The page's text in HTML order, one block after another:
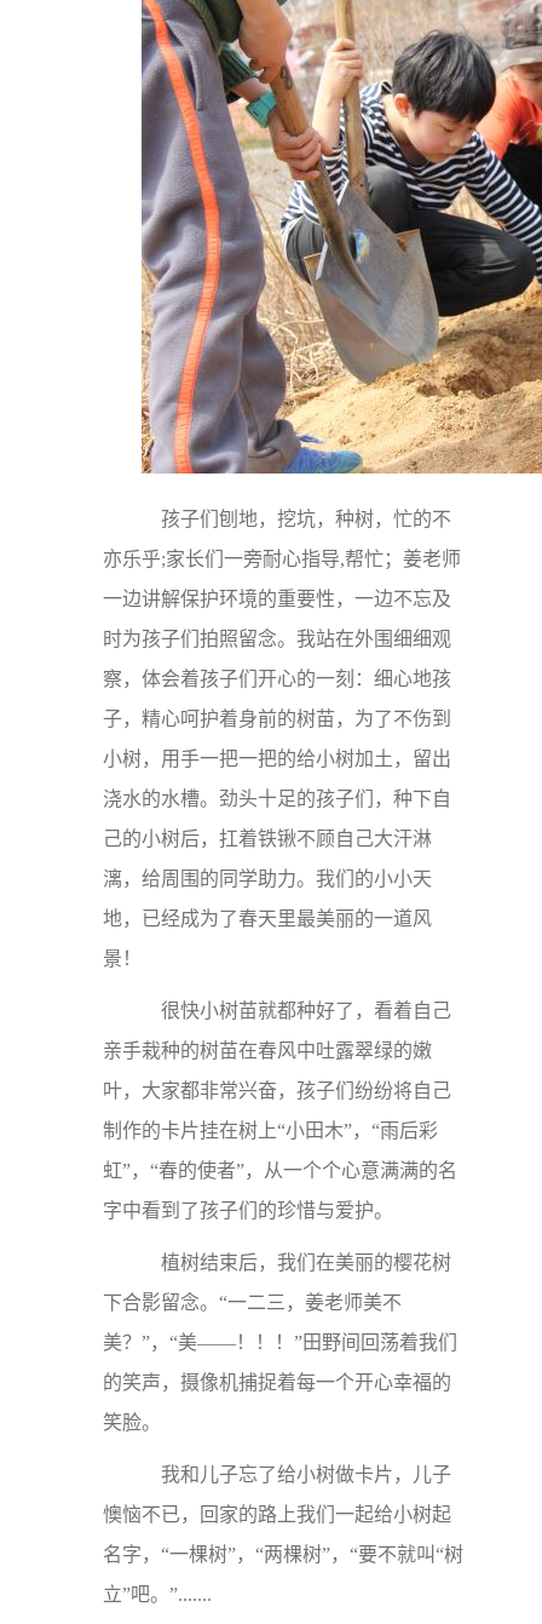
孩子们刨地，挖坑，种树，忙的不
亦乐乎;家长们一旁耐心指导,帮忙；姜老师
一边讲解保护环境的重要性，一边不忘及
时为孩子们拍照留念。我站在外围细细观
察，体会着孩子们开心的一刻：细心地孩
子，精心呵护着身前的树苗，为了不伤到
小树，用手一把一把的给小树加土，留出
浇水的水槽。劲头十足的孩子们，种下自
己的小树后，扛着铁锹不顾自己大汗淋
漓，给周围的同学助力。我们的小小天
地，已经成为了春天里最美丽的一道风
景！
很快小树苗就都种好了，看着自己
亲手栽种的树苗在春风中吐露翠绿的嫩
叶，大家都非常兴奋，孩子们纷纷将自己
制作的卡片挂在树上“小田木”，“雨后彩
虹”，“春的使者”，从一个个心意满满的名
字中看到了孩子们的珍惜与爱护。
植树结束后，我们在美丽的樱花树
下合影留念。“一二三，姜老师美不
美？”，“美——！！！”田野间回荡着我们
的笑声，摄像机捕捉着每一个开心幸福的
笑脸。
我和儿子忘了给小树做卡片，儿子
懊恼不已，回家的路上我们一起给小树起
名字，“一棵树”，“两棵树”，“要不就叫“树
立”吧。”.......